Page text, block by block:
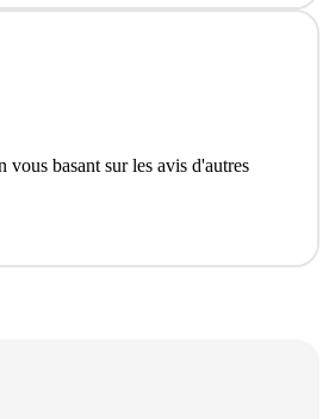
vous basant sur les avis d'autres